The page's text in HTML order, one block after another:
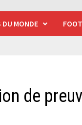
DU MONDE
de